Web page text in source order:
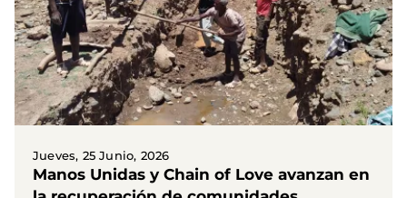
Jueves, 25 Junio, 2026
Manos Unidas y Chain of Love avanzan en